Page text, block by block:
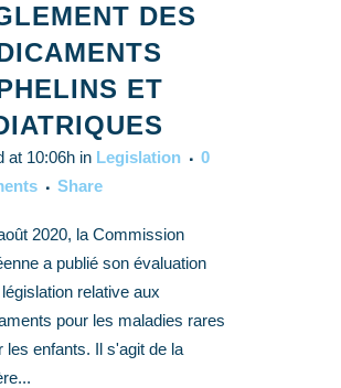
DES
ET
at 10:06h in Legislation
0
Share
2020, la Commission
a publié son évaluation
relative aux
pour les maladies rares
les enfants. Il s'agit de la